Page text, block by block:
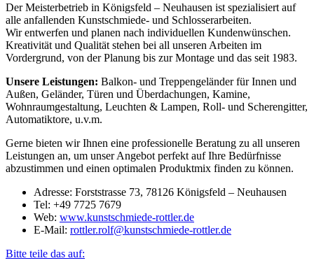
Der Meisterbetrieb in Königsfeld – Neuhausen ist spezialisiert auf
alle anfallenden Kunstschmiede- und Schlosserarbeiten.
Wir entwerfen und planen nach individuellen Kundenwünschen.
Kreativität und Qualität stehen bei all unseren Arbeiten im
Vordergrund, von der Planung bis zur Montage und das seit 1983.
Unsere Leistungen: Balkon- und Treppengeländer für Innen und
Außen, Geländer, Türen und Überdachungen, Kamine,
Wohnraumgestaltung, Leuchten & Lampen, Roll- und Scherengitter,
Automatiktore, u.v.m.
Gerne bieten wir Ihnen eine professionelle Beratung zu all unseren
Leistungen an, um unser Angebot perfekt auf Ihre Bedürfnisse
abzustimmen und einen optimalen Produktmix finden zu können.
Adresse: Forststrasse 73, 78126 Königsfeld – Neuhausen
Tel: +49 7725 7679
Web: www.kunstschmiede-rottler.de
E-Mail: rottler.rolf@kunstschmiede-rottler.de
Bitte teile das auf: